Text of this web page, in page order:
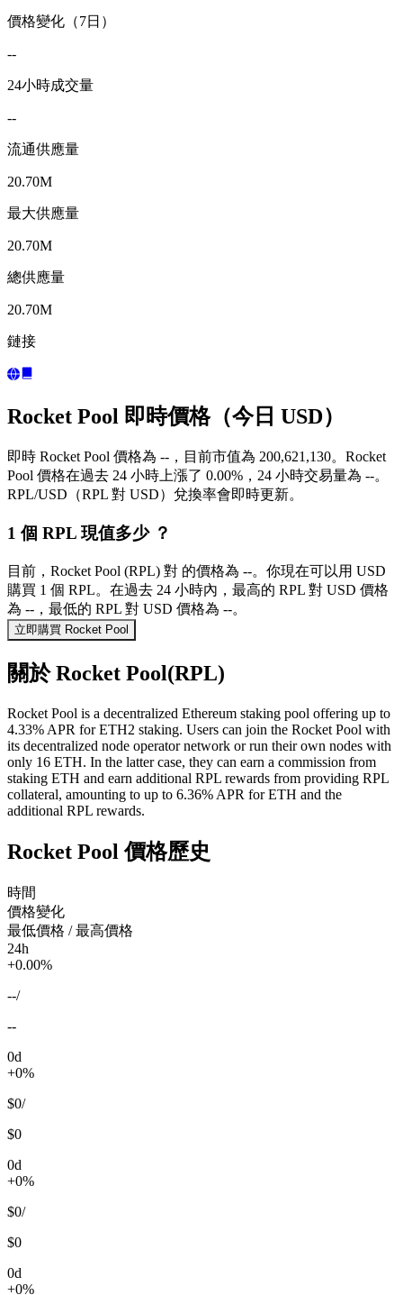
價格變化（7日）
--
24小時成交量
--
流通供應量
20.70M
最大供應量
20.70M
總供應量
20.70M
鏈接
Rocket Pool 即時價格（今日 USD）
即時 Rocket Pool 價格為 --，目前市值為 200,621,130。Rocket
Pool 價格在過去 24 小時上漲了 0.00%，24 小時交易量為 --。
RPL/USD（RPL 對 USD）兌換率會即時更新。
1 個 RPL 現值多少 ？
目前，Rocket Pool (RPL) 對 的價格為 --。你現在可以用 USD
購買 1 個 RPL。在過去 24 小時內，最高的 RPL 對 USD 價格
為 --，最低的 RPL 對 USD 價格為 --。
立即購買 Rocket Pool
關於 Rocket Pool(RPL)
Rocket Pool is a decentralized Ethereum staking pool offering up to
4.33% APR for ETH2 staking. Users can join the Rocket Pool with
its decentralized node operator network or run their own nodes with
only 16 ETH. In the latter case, they can earn a commission from
staking ETH and earn additional RPL rewards from providing RPL
collateral, amounting to up to 6.36% APR for ETH and the
additional RPL rewards.
Rocket Pool 價格歷史
時間
價格變化
最低價格 / 最高價格
24h
+0.00%
--/
--
0d
+0%
$0/
$0
0d
+0%
$0/
$0
0d
+0%